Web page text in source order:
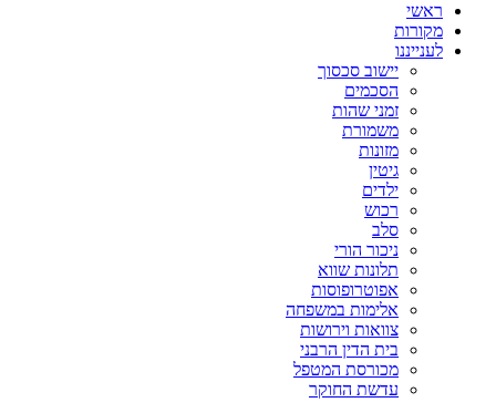
ראשי
מקורות
לענייננו
יישוב סכסוך
הסכמים
זמני שהות
משמורת
מזונות
גיטין
ילדים
רכוש
סלב
ניכור הורי
תלונות שווא
אפוטרופוסות
אלימות במשפחה
צוואות וירושות
בית הדין הרבני
מכורסת המטפל
עדשת החוקר